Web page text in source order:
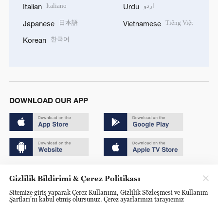
Italian Italiano
Japanese 日本語
Korean 한국어
Urdu اردو
Vietnamese Tiếng Việt
DOWNLOAD OUR APP
Gizlilik Bildirimi & Çerez Politikası
Sitemize giriş yaparak Çerez Kullanımı, Gizlilik Sözleşmesi ve Kullanım
Şartları’nı kabul etmiş olursunuz. Çerez ayarlarınızı tarayıcınız